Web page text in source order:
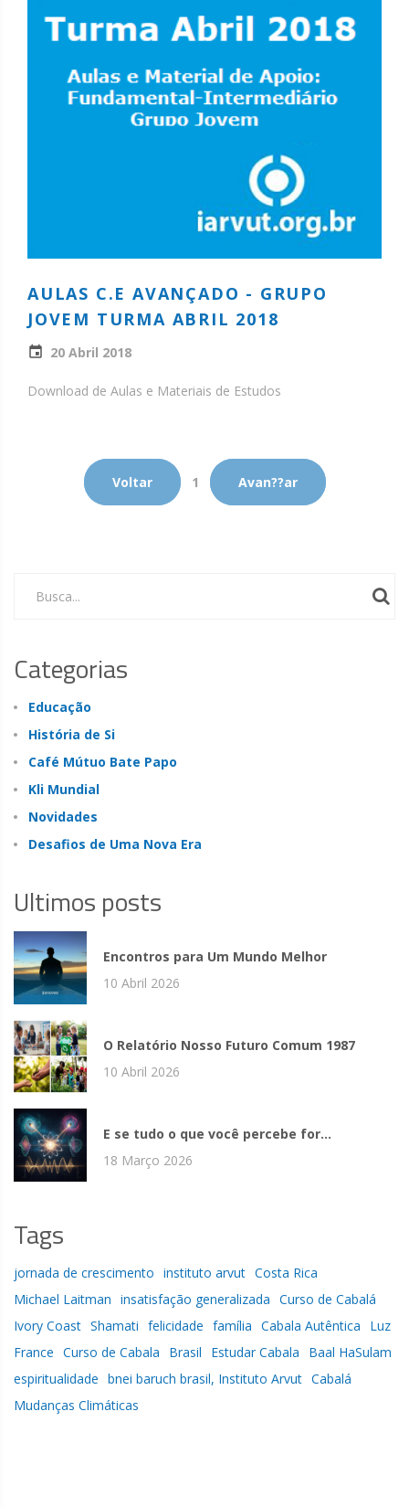
AULAS C.E AVANÇADO - GRUPO
JOVEM TURMA ABRIL 2018
20 Abril 2018
Download de Aulas e Materiais de Estudos
Voltar 1 Avan??ar
Busca...
Categorias
Educação
História de Si
Café Mútuo Bate Papo
Kli Mundial
Novidades
Desafios de Uma Nova Era
Ultimos posts
Encontros para Um Mundo Melhor
10 Abril 2026
O Relatório Nosso Futuro Comum 1987
10 Abril 2026
E se tudo o que você percebe for...
18 Março 2026
Tags
jornada de crescimento instituto arvut Costa Rica
Michael Laitman insatisfação generalizada Curso de Cabalá
Ivory Coast Shamati felicidade família Cabala Autêntica
Luz
France Curso de Cabala Brasil Estudar Cabala
Baal HaSulam
espiritualidade bnei baruch brasil, Instituto Arvut Cabalá
Mudanças Climáticas